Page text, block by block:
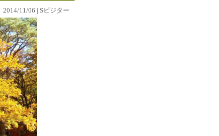
2014/11/06 | Sビジター